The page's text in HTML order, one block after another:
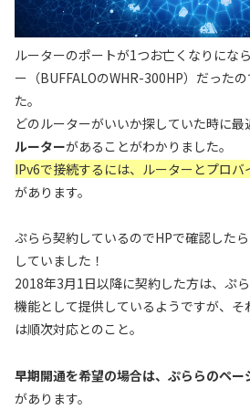
ルーターのポートが1つお亡くなりにな
ー（BUFFALOのWHR-300HP）だった
た。
どのルーターがいいか探していた時に最
ルーターがあることがわかりました。
IPv6で接続するには、ルーターとプロ
があります。
ぷらら契約しているのでHPで確認した
していました！
2018年3月1日以降に契約した方は、ぷ
機能として提供しているようですが、
は順次対応とのこと。
早期開通を希望の場合は、ぷららのペー
があります。